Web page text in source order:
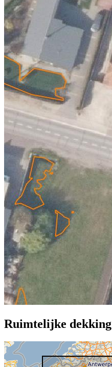
Ruimtelijke dekking